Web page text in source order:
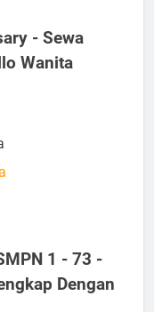
- Sewa
Wanita
1 - 73 -
Dengan